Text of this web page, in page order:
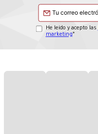
He leído y acepto las
marketing*